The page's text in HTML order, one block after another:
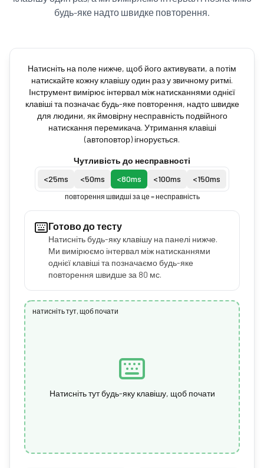
будь-яке надто швидке повторення.
Натисніть на поле нижче, щоб його активувати, а потім
натискайте кожну клавішу один раз у звичному ритмі.
Інструмент вимірює інтервал між натисканнями однієї
клавіші та позначає будь-яке повторення, надто швидке
для людини, як ймовірну несправність подвійного
натискання перемикача. Утримання клавіші
(автоповтор) ігнорується.
Чутливість до несправності
<25ms <50ms <80ms <100ms <150ms
повторення швидші за це = несправність
Готово до тесту
Натисніть будь-яку клавішу на панелі нижче.
Ми вимірюємо інтервал між натисканнями
однієї клавіші та позначаємо будь-яке
повторення швидше за 80 мс.
натисніть тут, щоб почати
Натисніть тут будь-яку клавішу, щоб почати